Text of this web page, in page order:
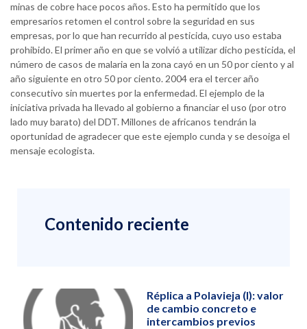
minas de cobre hace pocos años. Esto ha permitido que los
empresarios retomen el control sobre la seguridad en sus
empresas, por lo que han recurrido al pesticida, cuyo uso estaba
prohibido. El primer año en que se volvió a utilizar dicho pesticida, el
número de casos de malaria en la zona cayó en un 50 por ciento y al
año siguiente en otro 50 por ciento. 2004 era el tercer año
consecutivo sin muertes por la enfermedad. El ejemplo de la
iniciativa privada ha llevado al gobierno a financiar el uso (por otro
lado muy barato) del DDT. Millones de africanos tendrán la
oportunidad de agradecer que este ejemplo cunda y se desoiga el
mensaje ecologista.
Contenido reciente
Réplica a Polavieja (I): valor
de cambio concreto e
intercambios previos